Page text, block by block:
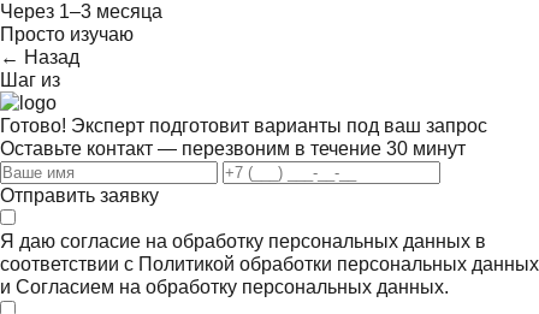
Через 1–3 месяца
Просто изучаю
← Назад
Шаг из
Готово! Эксперт подготовит варианты под ваш запрос
Оставьте контакт — перезвоним в течение 30 минут
Отправить заявку
Я даю согласие на обработку персональных данных в
соответствии с Политикой обработки персональных данных
и Согласием на обработку персональных данных.